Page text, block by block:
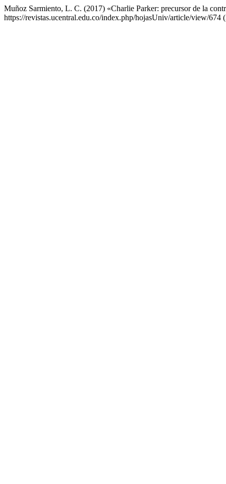
Muñoz Sarmiento, L. C. (2017) «Charlie Parker: precursor de la
https://revistas.ucentral.edu.co/index.php/hojasUniv/article/view/674